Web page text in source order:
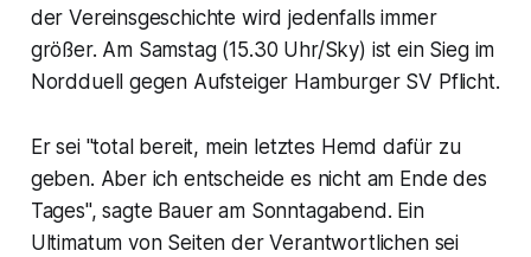
der Vereinsgeschichte wird jedenfalls immer
größer. Am Samstag (15.30 Uhr/Sky) ist ein Sieg im
Nordduell gegen Aufsteiger Hamburger SV Pflicht.
Er sei "total bereit, mein letztes Hemd dafür zu
geben. Aber ich entscheide es nicht am Ende des
Tages", sagte Bauer am Sonntagabend. Ein
Ultimatum von Seiten der Verantwortlichen sei